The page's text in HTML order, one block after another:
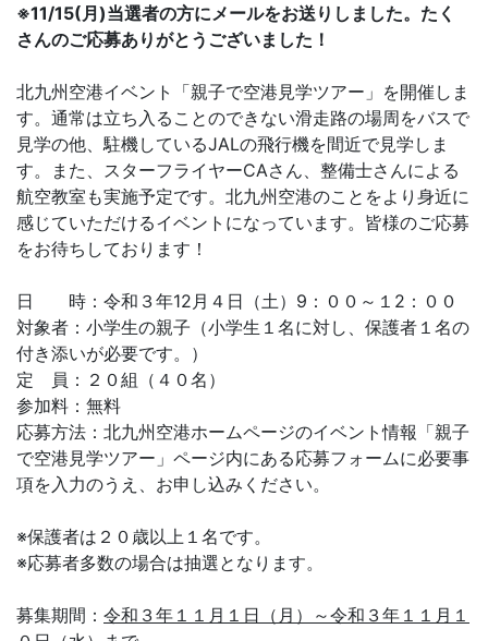
※11/15(月)当選者の方にメールをお送りしました。たく
さんのご応募ありがとうございました！
北九州空港イベント「親子で空港見学ツアー」を開催しま
す。通常は立ち入ることのできない滑走路の場周をバスで
見学の他、駐機しているJALの飛行機を間近で見学しま
す。また、スターフライヤーCAさん、整備士さんによる
航空教室も実施予定です。北九州空港のことをより身近に
感じていただけるイベントになっています。皆様のご応募
をお待ちしております！
日 時：令和３年12月４日（土）9：００～１2：００
対象者：小学生の親子（小学生１名に対し、保護者１名の
付き添いが必要です。）
定 員：２０組（４０名）
参加料：無料
応募方法：北九州空港ホームページのイベント情報「親子
で空港見学ツアー」ページ内にある応募フォームに必要事
項を入力のうえ、お申し込みください。
※保護者は２０歳以上１名です。
※応募者多数の場合は抽選となります。
募集期間： 令和３年１１月１日（月）～令和３年１１月１